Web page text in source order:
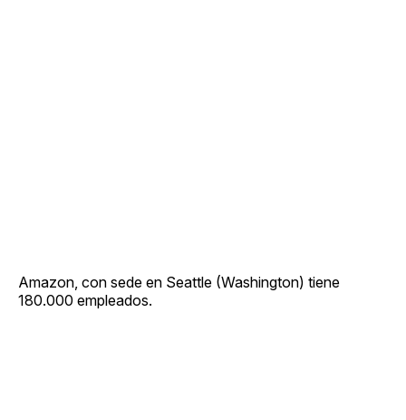
Amazon, con sede en Seattle (Washington) tiene
180.000 empleados.